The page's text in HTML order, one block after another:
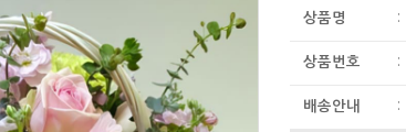
상품명 :
상품번호 :
배송안내 :